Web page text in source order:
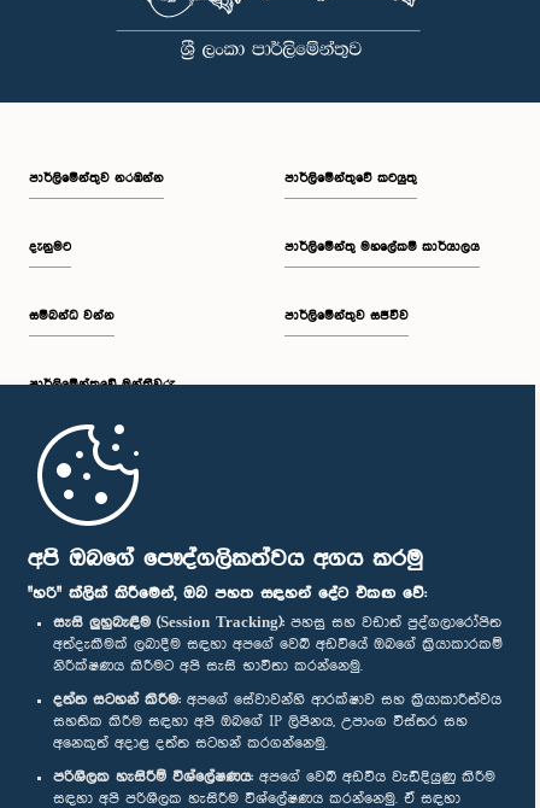
අපි ඔබගේ පෞද්ගලිකත්වය අගය කරමු
"හරි" ක්ලික් කිරීමෙන්, ඔබ පහත සඳහන් දේට එකඟ වේ:
සැසි ලුහුබැඳීම (Session Tracking): පහසු සහ වඩාත් පුද්ගලාරෝපිත
අත්දැකීමක් ලබාදීම සඳහා අපගේ වෙබ් අඩවියේ ඔබගේ ක්‍රියාකාරකම්
නිරීක්ෂණය කිරීමට අපි සැසි භාවිතා කරන්නෙමු.
දත්ත සටහන් කිරීම: අපගේ සේවාවන්හි ආරක්ෂාව සහ ක්‍රියාකාරීත්වය
සහතික කිරීම සඳහා අපි ඔබගේ IP ලිපිනය, උපාංග විස්තර සහ
අනෙකුත් අදාළ දත්ත සටහන් කරගන්නෙමු.
පරිශීලක හැසිරීම් විශ්ලේෂණය: අපගේ වෙබ් අඩවිය වැඩිදියුණු කිරීම
සඳහා අපි පරිශීලක හැසිරීම විශ්ලේෂණය කරන්නෙමු. ඒ සඳහා
පාර්ලි‌මේන්තුව නරඹන්න
දැනුමට
සම්බන්ධ වන්න
පාර්ලි‌මේන්තුවේ මන්ත්‍රීවරු
මුල් පිටුව
පාර්ලිමේන්තුවේ කටයුතු
පාර්ලිමේන්තු මහලේකම් කාර්යාලය
පාර්ලිමේන්තුව සජීවීව
පාර්ලිමේන්තු ජංගම යෙදුම
අප හා සම්බන්ධ වී සිටින්න :
සම්මාන